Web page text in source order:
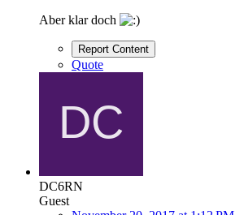
Aber klar doch
Report Content
Quote
DC6RN
Guest